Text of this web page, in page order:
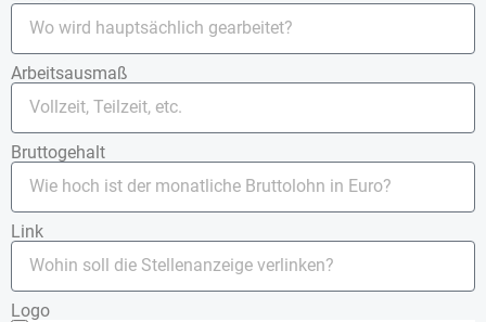
Arbeitsausmaß
Bruttogehalt
Link
Logo